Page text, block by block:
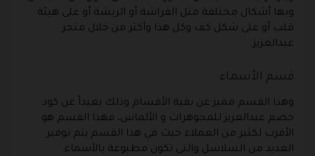
وبها أشكال مختلفة مثل الفراشة أو الريشة أو على هيئة
قلب أو على شكل كف وكل هذا وأكثر من خلال متجر
عبدالعزيز.
قسم الأسماء
وهذا القسم مميز عن بقية الأقسام وذلك بعيداً عن كود
خصم عبدالعزيز للمجوهرات و الألماس، فهذا القسم هو
الأقرب لكثير من العملاء حيث في هذا القسم يتم توفير
العديد من السلاسل والتى تكون مطبوعة بالأسماء.